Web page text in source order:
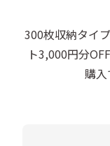
「クーポン情報
購入した月を含
300枚収納タイ
ト3,000円分
購入